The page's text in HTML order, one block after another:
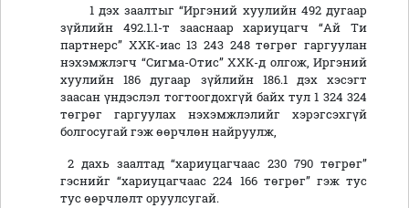
1 дэх заалтыг “Иргэний хуулийн 492 дугаар
зүйлийн 492.1.1-т зааснаар хариуцагч “Ай Ти
партнерс” ХХК-иас 13 243 248 төгрөг гаргуулан
нэхэмжлэгч “Сигма-Отис” ХХК-д олгож, Иргэний
хуулийн 186 дугаар зүйлийн 186.1 дэх хэсэгт
заасан үндэслэл тогтоогдохгүй байх тул 1 324 324
төгрөг гаргуулах нэхэмжлэлийг хэрэгсэхгүй
болгосугай гэж өөрчлөн найруулж,
2 дахь заалтад “хариуцагчаас 230 790 төгрөг”
гэснийг “хариуцагчаас 224 166 төгрөг” гэж тус
тус өөрчлөлт оруулсугай.